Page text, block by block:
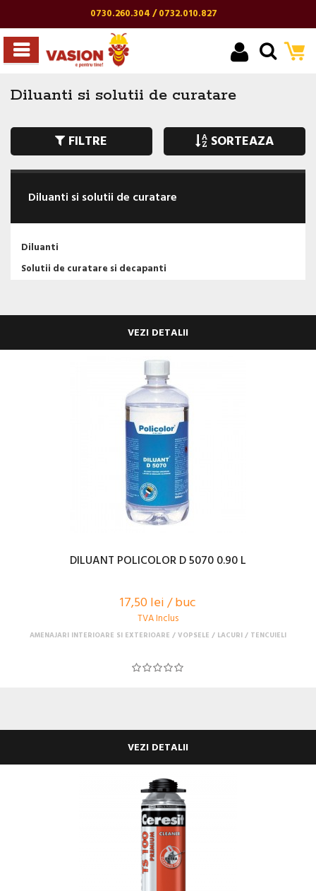
0730.260.304 / 0732.010.827
Diluanti si solutii de curatare
FILTRE SORTEAZA
Diluanti si solutii de curatare
Diluanti
Solutii de curatare si decapanti
VEZI DETALII
DILUANT POLICOLOR D 5070 0.90 L
17,50 lei / buc
TVA Inclus
AMENAJARI INTERIOARE SI EXTERIOARE VOPSELE / LACURI / TENCUIELI
VEZI DETALII